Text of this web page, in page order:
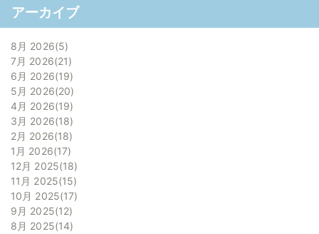
アーカイブ
8月 2026 5
7月 2026 21
6月 2026 19
5月 2026 20
4月 2026 19
3月 2026 18
2月 2026 18
1月 2026 17
12月 2025 18
11月 2025 15
10月 2025 17
9月 2025 12
8月 2025 14